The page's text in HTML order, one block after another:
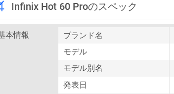
Infinix Hot 60 Proのスペック
本情報 ブランド名
モデル
モデル別名
発表日